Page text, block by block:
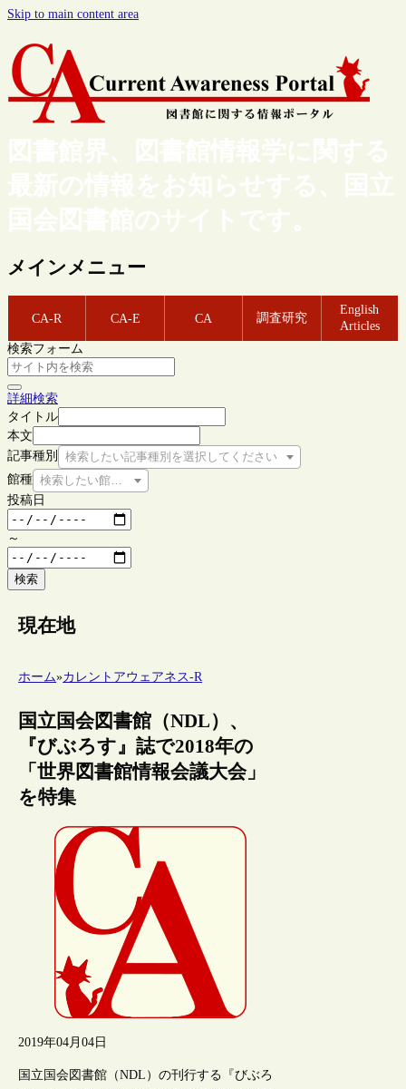
Skip to main content area
図書館界、図書館情報学に関する
最新の情報をお知らせする、国立
国会図書館のサイトです。
メインメニュー
CA-R CA-E CA 調査研究
English
Articles
検索フォーム
詳細検索
タイトル
本文
記事種別
検索したい記事種別を選択してください
館種 検索したい館種を選択してください
投稿日
～
検索
現在地
ホーム»カレントアウェアネス-R
国立国会図書館（NDL）、
『びぶろす』誌で2018年の
「世界図書館情報会議大会」
を特集
2019年04月04日
国立国会図書館（NDL）の刊行する『びぶろ